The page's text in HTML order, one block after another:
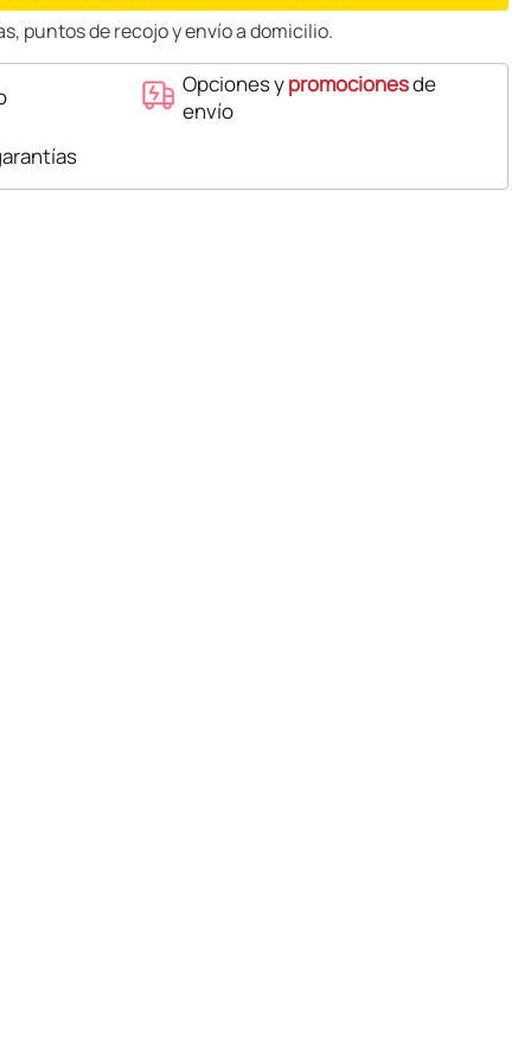
puntos de recojo y envío a domicilio.
Opciones ypromocionesde
envío